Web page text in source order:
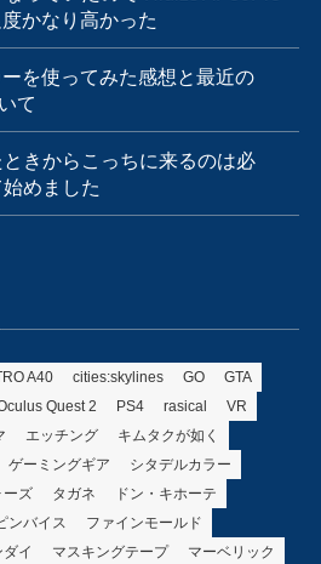
かなり高かった
を使ってみた感想と最近の
て
きからこっちに来るのは必
めました
A40 cities:skylines GO
GTA
Quest 2 PS4 rasical
VR
エッチング
キムタクが如く
ゲーミングギア
シタデルカラー
ーズ タガネ
ドン・キホーテ
ンバイス
ファインモールド
イ マスキングテープ マーベリック